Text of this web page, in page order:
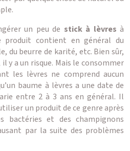
un peu de stick à lèvres à
produit contient en général du
du beurre de karité, etc. Bien sûr,
y a un risque. Mais le consommer
les lèvres ne comprend aucun
baume à lèvres a une date de
entre 2 à 3 ans en général. Il
un produit de ce genre après
bactéries et des champignons
par la suite des problèmes